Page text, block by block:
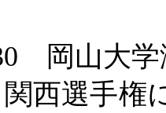
岡山大
関西選手権